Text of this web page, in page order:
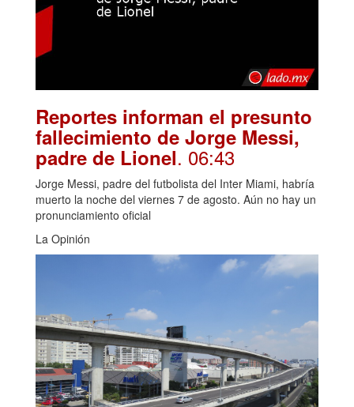
Reportes informan el presunto
fallecimiento de Jorge Messi,
padre de Lionel. 06:43
Jorge Messi, padre del futbolista del Inter Miami, habría
muerto la noche del viernes 7 de agosto. Aún no hay un
pronunciamiento oficial
La Opinión